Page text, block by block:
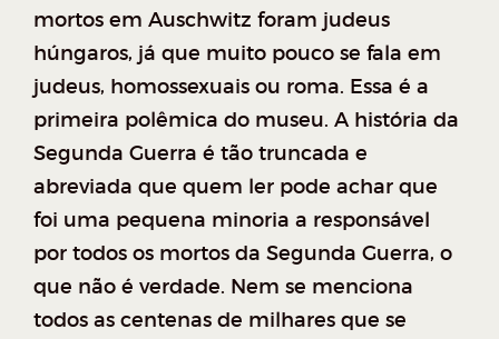
mortos em Auschwitz foram judeus
húngaros, já que muito pouco se fala em
judeus, homossexuais ou roma. Essa é a
primeira polêmica do museu. A história da
Segunda Guerra é tão truncada e
abreviada que quem ler pode achar que
foi uma pequena minoria a responsável
por todos os mortos da Segunda Guerra, o
que não é verdade. Nem se menciona
todos as centenas de milhares que se